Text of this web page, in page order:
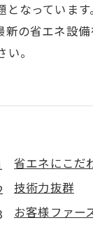
なっていま
の省エネ設
。
省エネにこだ
技術力抜群
お客様ファー